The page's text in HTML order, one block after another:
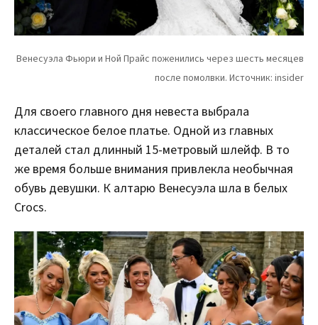
Для своего главного дня невеста выбрала
классическое белое платье. Одной из главных
деталей стал длинный 15-метровый шлейф. В то
же время больше внимания привлекла необычная
обувь девушки. К алтарю Венесуэла шла в белых
Crocs.